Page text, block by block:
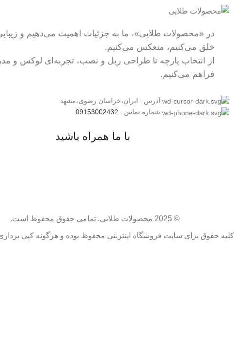
در «محصولات طلایی»، ما به جزئیات اهمیت می‌دهیم و
خلق می‌کنیم، منعکس می‌کنیم.
از انتخاب پارچه تا طراحی ریل و نصب، تجربه‌ای لوکس و
فراهم می‌کنیم.
آدرس : ایران،خراسان رضوی،مشهد
شماره تماس : 09153002432
با ما همراه باشید
© 2025 محصولات طلایی. تمامی حقوق محفوظ است.​
کلیه حقوق برای سایت فروشگاه اینترنتی محفوظ بوده و هرگونه کپی